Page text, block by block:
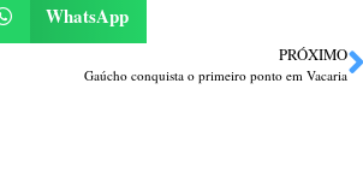
WhatsApp
PRÓXIMO
Gaúcho conquista o primeiro ponto em Vacaria